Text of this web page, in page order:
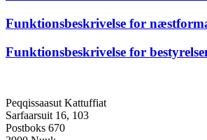
Funktionsbeskrivelse for
Funktionsbeskrivelse for
Peqqissaasut Kattuffiat
Sarfaarsuit 16, 103
Postboks 670